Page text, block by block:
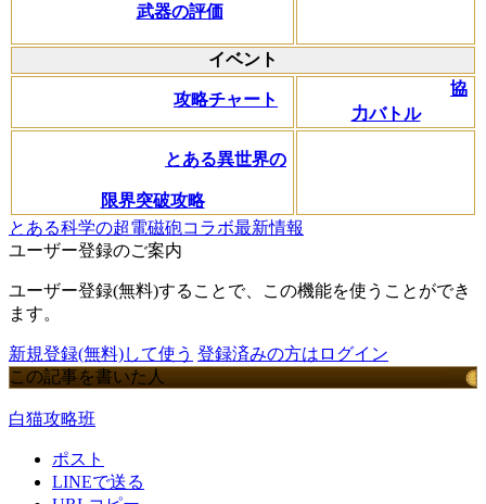
武器の評価
イベント
攻略チャート
協
力バトル
とある異世界の
限界突破攻略
とある科学の超電磁砲コラボ最新情報
ユーザー登録のご案内
ユーザー登録(無料)することで、この機能を使うことができ
ます。
新規登録(無料)して使う 登録済みの方はログイン
この記事を書いた人
白猫攻略班
ポスト
LINEで送る